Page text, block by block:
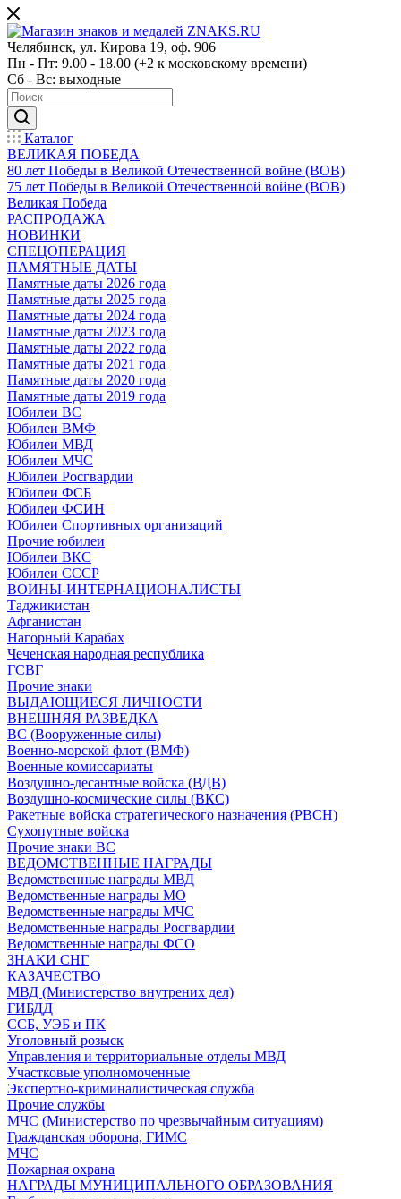
Челябинск, ул. Кирова 19, оф. 906
Пн - Пт: 9.00 - 18.00 (+2 к московскому времени)
Сб - Вс: выходные
Каталог
ВЕЛИКАЯ ПОБЕДА
80 лет Победы в Великой Отечественной войне (ВОВ)
75 лет Победы в Великой Отечественной войне (ВОВ)
Великая Победа
РАСПРОДАЖА
НОВИНКИ
СПЕЦОПЕРАЦИЯ
ПАМЯТНЫЕ ДАТЫ
Памятные даты 2026 года
Памятные даты 2025 года
Памятные даты 2024 года
Памятные даты 2023 года
Памятные даты 2022 года
Памятные даты 2021 года
Памятные даты 2020 года
Памятные даты 2019 года
Юбилеи ВС
Юбилеи ВМФ
Юбилеи МВД
Юбилеи МЧС
Юбилеи Росгвардии
Юбилеи ФСБ
Юбилеи ФСИН
Юбилеи Спортивных организаций
Прочие юбилеи
Юбилеи ВКС
Юбилеи СССР
ВОИНЫ-ИНТЕРНАЦИОНАЛИСТЫ
Таджикистан
Афганистан
Нагорный Карабах
Чеченская народная республика
ГСВГ
Прочие знаки
ВЫДАЮЩИЕСЯ ЛИЧНОСТИ
ВНЕШНЯЯ РАЗВЕДКА
ВС (Вооруженные силы)
Военно-морской флот (ВМФ)
Военные комиссариаты
Воздушно-десантные войска (ВДВ)
Воздушно-космические силы (ВКС)
Ракетные войска стратегического назначения (РВСН)
Сухопутные войска
Прочие знаки ВС
ВЕДОМСТВЕННЫЕ НАГРАДЫ
Ведомственные награды МВД
Ведомственные награды МО
Ведомственные награды МЧС
Ведомственные награды Росгвардии
Ведомственные награды ФСО
ЗНАКИ СНГ
КАЗАЧЕСТВО
МВД (Министерство внутрених дел)
ГИБДД
ССБ, УЭБ и ПК
Уголовный розыск
Управления и территориальные отделы МВД
Участковые уполномоченные
Экспертно-криминалистическая служба
Прочие службы
МЧС (Министерство по чрезвычайным ситуациям)
Гражданская оборона, ГИМС
МЧС
Пожарная охрана
НАГРАДЫ МУНИЦИПАЛЬНОГО ОБРАЗОВАНИЯ